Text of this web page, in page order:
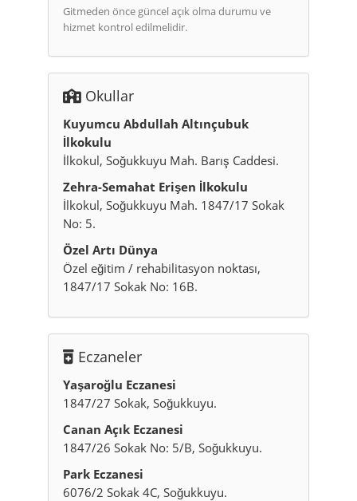
Gitmeden önce güncel açık olma durumu ve
hizmet kontrol edilmelidir.
Okullar
Kuyumcu Abdullah Altınçubuk
İlkokulu
İlkokul, Soğukkuyu Mah. Barış Caddesi.
Zehra-Semahat Erişen İlkokulu
İlkokul, Soğukkuyu Mah. 1847/17 Sokak
No: 5.
Özel Artı Dünya
Özel eğitim / rehabilitasyon noktası,
1847/17 Sokak No: 16B.
Eczaneler
Yaşaroğlu Eczanesi
1847/27 Sokak, Soğukkuyu.
Canan Açık Eczanesi
1847/26 Sokak No: 5/B, Soğukkuyu.
Park Eczanesi
6076/2 Sokak 4C, Soğukkuyu.